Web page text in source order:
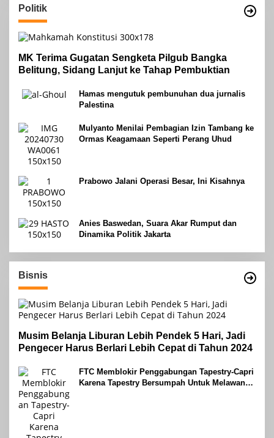
Politik
MK Terima Gugatan Sengketa Pilgub Bangka
Belitung, Sidang Lanjut ke Tahap Pembuktian
Hamas mengutuk pembunuhan dua jurnalis
Palestina
Mulyanto Menilai Pembagian Izin Tambang ke
Ormas Keagamaan Seperti Perang Uhud
Prabowo Jalani Operasi Besar, Ini Kisahnya
Anies Baswedan, Suara Akar Rumput dan
Dinamika Politik Jakarta
Bisnis
Musim Belanja Liburan Lebih Pendek 5 Hari, Jadi
Pengecer Harus Berlari Lebih Cepat di Tahun 2024
FTC Memblokir Penggabungan Tapestry-Capri
Karena Tapestry Bersumpah Untuk Melawan